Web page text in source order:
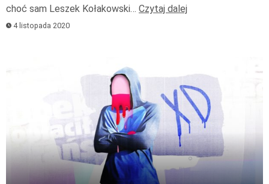
choć sam Leszek Kołakowski… Czytaj dalej
4 listopada 2020